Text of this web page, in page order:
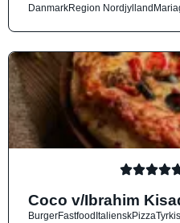
DanmarkRegion Nordjylland
Coco v/Ibrahim
BurgerFastfoodItalienskPizza